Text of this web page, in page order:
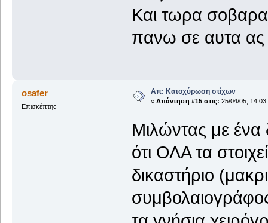
Και τωρα
πανω σε αυτα ας
osafer
Επισκέπτης
Απ: Κατοχύρωση στίχων
« Απάντηση #15 στις: 25/04/05, 14:03
Μιλώντας με ένα
ότι ΟΛΑ τα
δικαστήριο